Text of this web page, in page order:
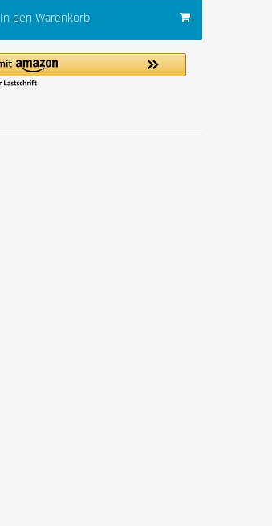
In den Warenkorb